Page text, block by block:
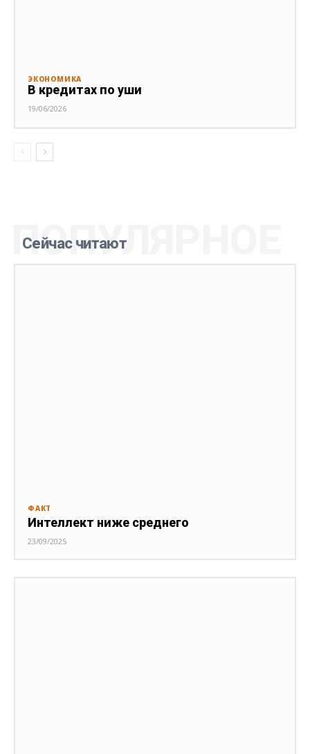
ЭКОНОМИКА
В кредитах по уши
19/06/2026
Сейчас читают
ПОПУЛЯРНОЕ
ФАКТ
Интеллект ниже среднего
23/09/2025